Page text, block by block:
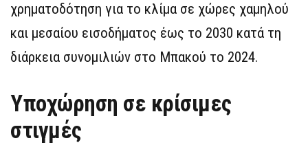
χρηματοδότηση για το κλίμα σε χώρες χαμηλού
και μεσαίου εισοδήματος έως το 2030 κατά τη
διάρκεια συνομιλιών στο Μπακού το 2024.
Υποχώρηση σε κρίσιμες
στιγμές